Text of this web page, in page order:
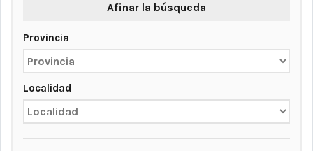
Afinar la búsqueda
Provincia
Localidad